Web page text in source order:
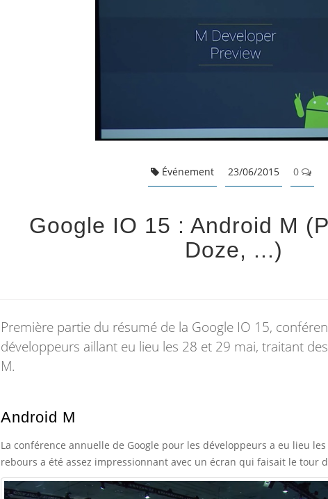
Événement 23/06/2015 0
Google IO 15 : Android M
Doze, ...)
Première partie du résumé de la Google IO 15,
développeurs aillant eu lieu les 28 et 29 mai, traitant
M.
Android M
La conférence annuelle de Google pour les développeurs a eu lieu
rebours a été assez impressionnant avec un écran qui faisait le tour